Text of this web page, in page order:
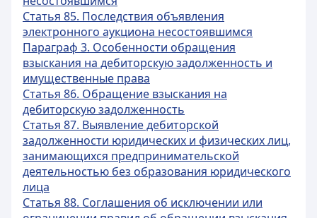
Статья 85. Последствия объявления
электронного аукциона несостоявшимся
Параграф 3. Особенности обращения
взыскания на дебиторскую задолженность и
имущественные права
Статья 86. Обращение взыскания на
дебиторскую задолженность
Статья 87. Выявление дебиторской
задолженности юридических и физических лиц,
занимающихся предпринимательской
деятельностью без образования юридического
лица
Статья 88. Соглашения об исключении или